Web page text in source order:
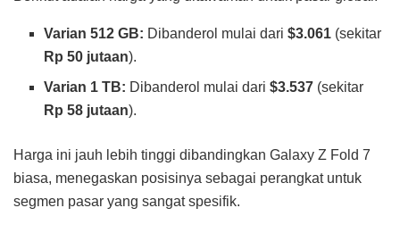
Varian 512 GB: Dibanderol mulai dari$3.061 (sekitar
Rp 50 jutaan).
Varian 1 TB: Dibanderol mulai dari$3.537 (sekitar
Rp 58 jutaan).
Harga ini jauh lebih tinggi dibandingkan Galaxy Z Fold 7
biasa, menegaskan posisinya sebagai perangkat untuk
segmen pasar yang sangat spesifik.